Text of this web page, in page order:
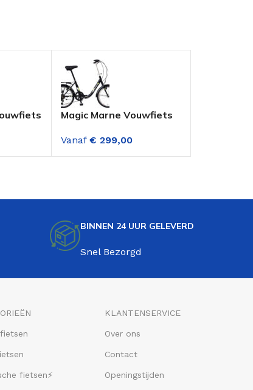
Magic Marne Vouwfiets
Versnellingen
Vanaf € 299,00
BINNEN 24 UUR GELEVERD
Snel Bezorgd
fietsen⚡
KLANTENSERVICE
Over ons
Contact
Openingstijden